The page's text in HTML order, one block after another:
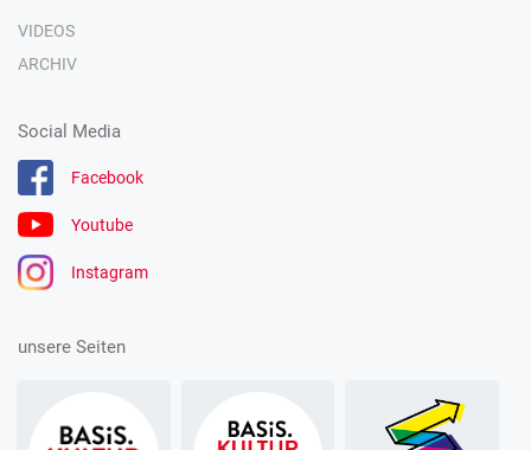
VIDEOS
ARCHIV
Social Media
Facebook
Youtube
Instagram
unsere Seiten